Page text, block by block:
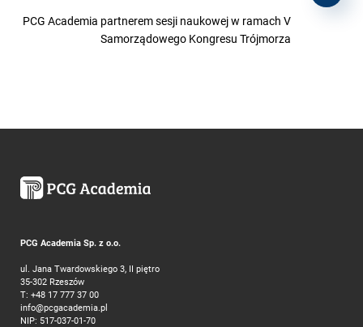
PCG Academia partnerem sesji naukowej w ramach V
Samorządowego Kongresu Trójmorza
PCG Academia Sp. z o.o.
ul. Jana Twardowskiego 3, II piętro
35-302 Rzeszów
T: +48 17 777 37 00
info@pcgacademia.pl
NIP: 517-037-01-70